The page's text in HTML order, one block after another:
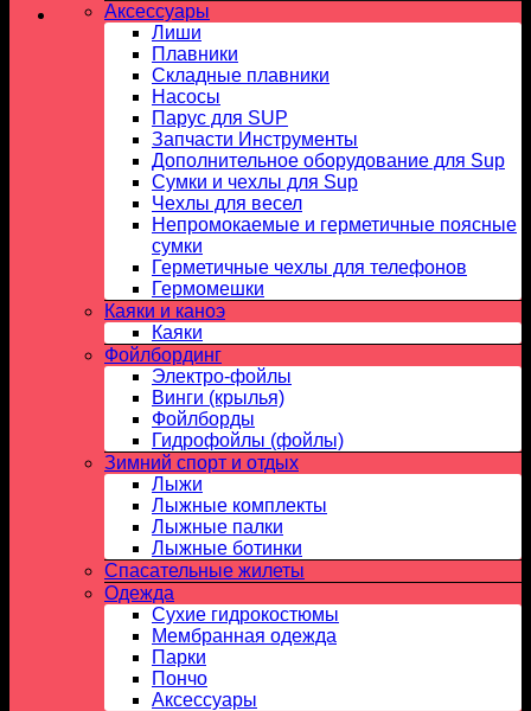
Аксессуары
Лиши
Плавники
Складные плавники
Насосы
Парус для SUP
Запчасти Инструменты
Дополнительное оборудование для Sup
Сумки и чехлы для Sup
Чехлы для весел
Непромокаемые и герметичные поясные
сумки
Герметичные чехлы для телефонов
Гермомешки
Каяки и каноэ
Каяки
Фойлбординг
Электро-фойлы
Винги (крылья)
Фойлборды
Гидрофойлы (фойлы)
Зимний спорт и отдых
Лыжи
Лыжные комплекты
Лыжные палки
Лыжные ботинки
Спасательные жилеты
Одежда
Сухие гидрокостюмы
Мембранная одежда
Парки
Пончо
Аксессуары